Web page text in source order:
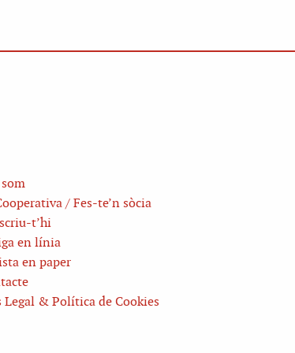
/ Fes-te’n sòcia
t’hi
en línia
en paper
Legal & Política de Cookies